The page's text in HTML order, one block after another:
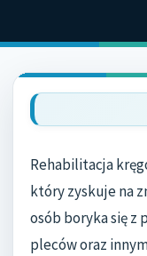
Rehabilitacja
który zyskuje na
osób boryka się z
pleców oraz